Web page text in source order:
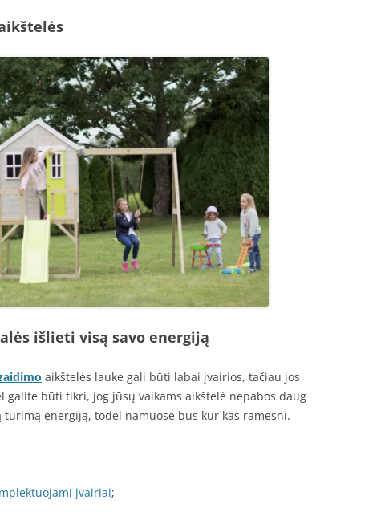
išlieti visą savo energiją
aikštelės lauke gali būti labai įvairios, tačiau jos
galite būti tikri, jog jūsų vaikams aikštelė nepabos daug
turimą energiją, todėl namuose bus kur kas ramesni.
įvairiai;